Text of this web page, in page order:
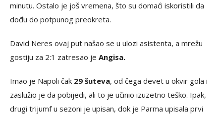
minutu. Ostalo je još vremena, što su domaći iskoristili da
dođu do potpunog preokreta.
David Neres ovaj put našao se u ulozi asistenta, a mrežu
gostiju za 2:1 zatresao je Angisa.
Imao je Napoli čak 29 šuteva, od čega devet u okvir gola i
zaslužio je da pobijedi, ali to je učinio izuzetno teško. Ipak,
drugi trijumf u sezoni je upisan, dok je Parma upisala prvi